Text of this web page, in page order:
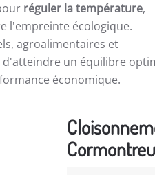
réguler la température,
l'empreinte écologique.
agroalimentaires et
un équilibre
économique.